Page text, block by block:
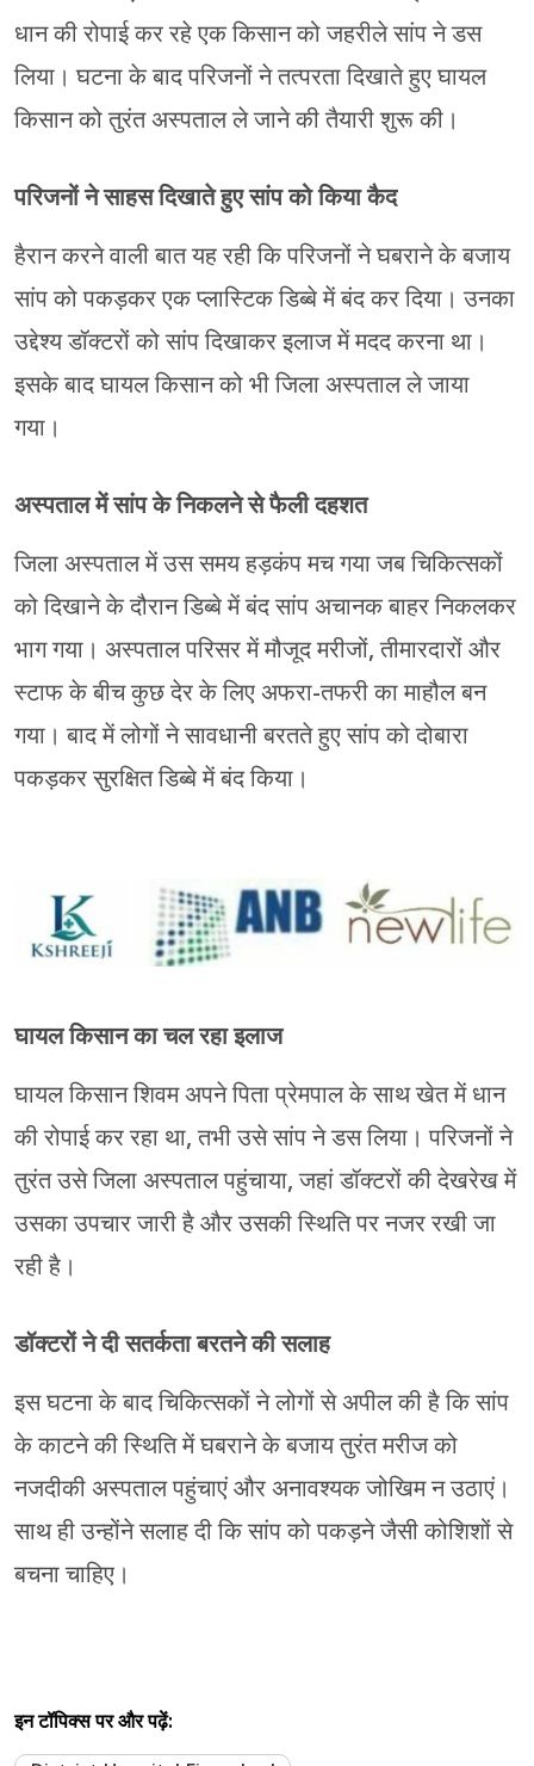
धान की रोपाई कर रहे एक किसान को जहरीले सांप ने डस
लिया। घटना के बाद परिजनों ने तत्परता दिखाते हुए घायल
किसान को तुरंत अस्पताल ले जाने की तैयारी शुरू की।
परिजनों ने साहस दिखाते हुए सांप को किया कैद
हैरान करने वाली बात यह रही कि परिजनों ने घबराने के बजाय
सांप को पकड़कर एक प्लास्टिक डिब्बे में बंद कर दिया। उनका
उद्देश्य डॉक्टरों को सांप दिखाकर इलाज में मदद करना था।
इसके बाद घायल किसान को भी जिला अस्पताल ले जाया
गया।
अस्पताल में सांप के निकलने से फैली दहशत
जिला अस्पताल में उस समय हड़कंप मच गया जब चिकित्सकों
को दिखाने के दौरान डिब्बे में बंद सांप अचानक बाहर निकलकर
भाग गया। अस्पताल परिसर में मौजूद मरीजों, तीमारदारों और
स्टाफ के बीच कुछ देर के लिए अफरा-तफरी का माहौल बन
गया। बाद में लोगों ने सावधानी बरतते हुए सांप को दोबारा
पकड़कर सुरक्षित डिब्बे में बंद किया।
घायल किसान का चल रहा इलाज
घायल किसान शिवम अपने पिता प्रेमपाल के साथ खेत में धान
की रोपाई कर रहा था, तभी उसे सांप ने डस लिया। परिजनों ने
तुरंत उसे जिला अस्पताल पहुंचाया, जहां डॉक्टरों की देखरेख में
उसका उपचार जारी है और उसकी स्थिति पर नजर रखी जा
रही है।
डॉक्टरों ने दी सतर्कता बरतने की सलाह
इस घटना के बाद चिकित्सकों ने लोगों से अपील की है कि सांप
के काटने की स्थिति में घबराने के बजाय तुरंत मरीज को
नजदीकी अस्पताल पहुंचाएं और अनावश्यक जोखिम न उठाएं।
साथ ही उन्होंने सलाह दी कि सांप को पकड़ने जैसी कोशिशों से
बचना चाहिए।
इन टॉपिक्स पर और पढ़ें: